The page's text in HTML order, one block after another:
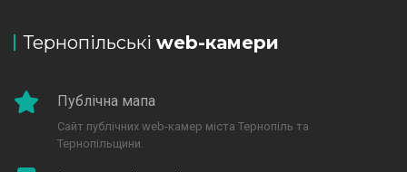
Тернопільські web-камери
Публічна мапа
Сайт публічних web-камер міста Тернопіль та
Тернопільщини.